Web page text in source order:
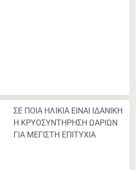
ΣΕ ΠΟΙΑ ΗΛΙΚΙΑ ΕΙΝΑΙ ΙΔΑΝΙΚΗ
Η ΚΡΥΟΣΥΝΤΗΡΗΣΗ ΩΑΡΙΩΝ
ΓΙΑ ΜΕΓΙΣΤΗ ΕΠΙΤΥΧΙΑ